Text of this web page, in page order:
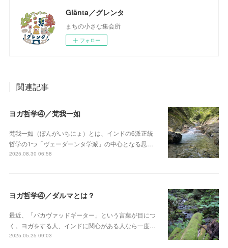
Glänta／グレンタ
まちの小さな集会所
フォロー
関連記事
ヨガ哲学④／梵我一如
梵我一如（ぼんがいちにょ）とは、インドの6派正統
哲学の1つ「ヴェーダーンタ学派」の中心となる思…
2025.08.30 06:58
ヨガ哲学④／ダルマとは？
最近、「バカヴァッドギーター」という言葉が目につ
く。ヨガをする人、インドに関心がある人なら一度…
2025.05.25 09:03